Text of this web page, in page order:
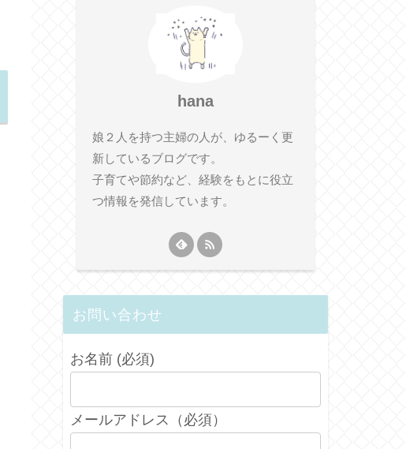
hana
娘２人を持つ主婦の人が、ゆるーく更
新しているブログです。
子育てや節約など、経験をもとに役立
つ情報を発信しています。
お問い合わせ
お名前 (必須)
メールアドレス（必須）